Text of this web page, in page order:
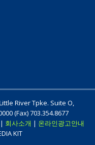
River Tpke. Suite O,
(Fax) 703.354.8677
회사소개 | 온라인광고안내
KIT